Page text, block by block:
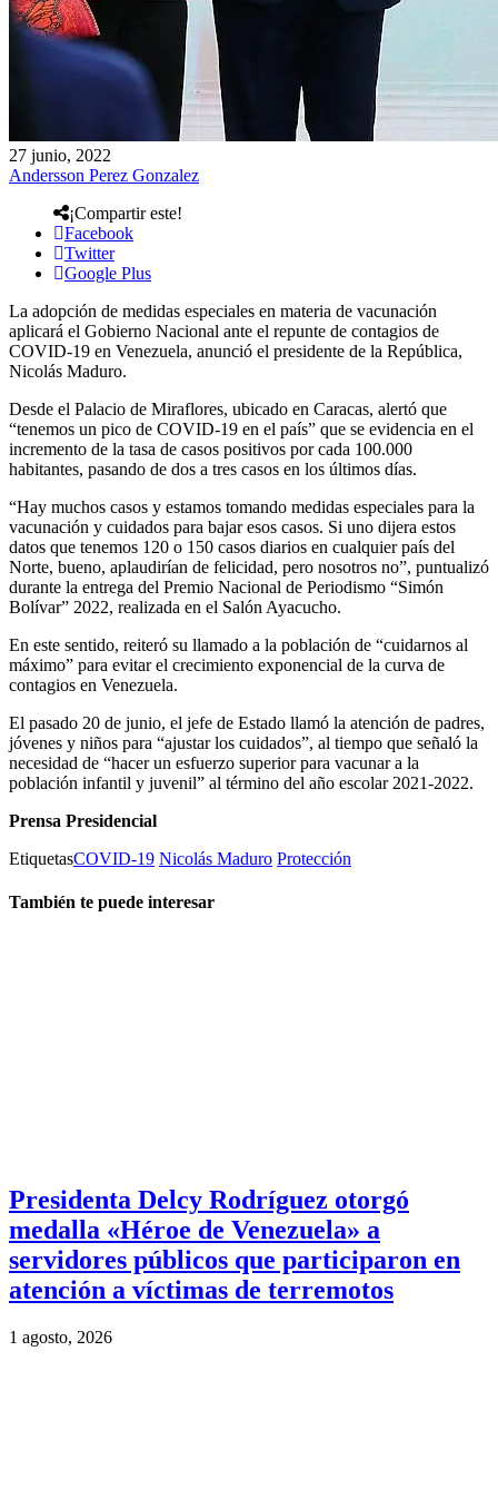
27 junio, 2022
Andersson Perez Gonzalez
¡Compartir este!
Facebook
Twitter
Google Plus
La adopción de medidas especiales en materia de vacunación
aplicará el Gobierno Nacional ante el repunte de contagios de
COVID-19 en Venezuela, anunció el presidente de la República,
Nicolás Maduro.
Desde el Palacio de Miraflores, ubicado en Caracas, alertó que
“tenemos un pico de COVID-19 en el país” que se evidencia en el
incremento de la tasa de casos positivos por cada 100.000
habitantes, pasando de dos a tres casos en los últimos días.
“Hay muchos casos y estamos tomando medidas especiales para la
vacunación y cuidados para bajar esos casos. Si uno dijera estos
datos que tenemos 120 o 150 casos diarios en cualquier país del
Norte, bueno, aplaudirían de felicidad, pero nosotros no”, puntualizó
durante la entrega del Premio Nacional de Periodismo “Simón
Bolívar” 2022, realizada en el Salón Ayacucho.
En este sentido, reiteró su llamado a la población de “cuidarnos al
máximo” para evitar el crecimiento exponencial de la curva de
contagios en Venezuela.
El pasado 20 de junio, el jefe de Estado llamó la atención de padres,
jóvenes y niños para “ajustar los cuidados”, al tiempo que señaló la
necesidad de “hacer un esfuerzo superior para vacunar a la
población infantil y juvenil” al término del año escolar 2021-2022.
Prensa Presidencial
EtiquetasCOVID-19 Nicolás Maduro Protección
También te puede interesar
Presidenta Delcy Rodríguez otorgó
medalla «Héroe de Venezuela» a
servidores públicos que participaron en
atención a víctimas de terremotos
1 agosto, 2026